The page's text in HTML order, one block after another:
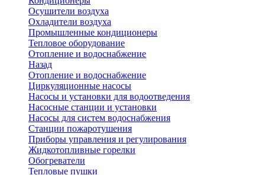
Осушители воздуха
Охладители воздуха
Промышленные кондиционеры
Тепловое оборудование
Отопление и водоснабжение
Назад
Отопление и водоснабжение
Циркуляционные насосы
Насосы и установки для водоотведения
Насосные станции и установки
Насосы для систем водоснабжения
Станции пожаротушения
Приборы управления и регулирования
Жидкотопливные горелки
Обогреватели
Тепловые пушки